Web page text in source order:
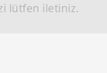
lütfen iletiniz.